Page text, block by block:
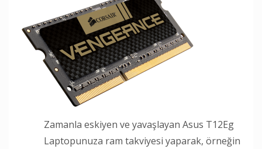
Zamanla eskiyen ve yavaşlayan Asus T12Eg
Laptopunuza ram takviyesi yaparak, örneğin